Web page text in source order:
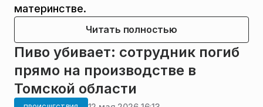
материнстве.
Читать полностью
Пиво убивает: сотрудник погиб
прямо на производстве в
Томской области